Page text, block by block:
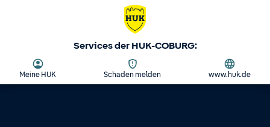
Services der HUK-COBURG:
Meine HUK Schaden melden www.huk.de